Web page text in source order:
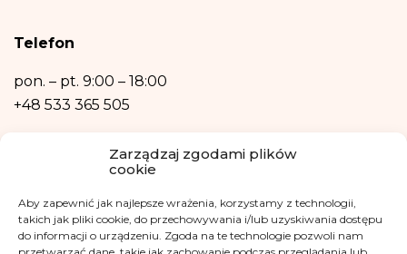
Zarządzaj zgodami plików
cookie
Aby zapewnić jak najlepsze wrażenia, korzystamy z technologii,
takich jak pliki cookie, do przechowywania i/lub uzyskiwania dostępu
do informacji o urządzeniu. Zgoda na te technologie pozwoli nam
Podanie danych osobowych jest niezbędne do zrealizowania ww. celów.
również w formie profilowania.
Telefon
pon. – pt. 9:00 – 18:00
+48 533 365 505
kontakt@fundacjakasisi.pl
Inspektor Danych Osobowych